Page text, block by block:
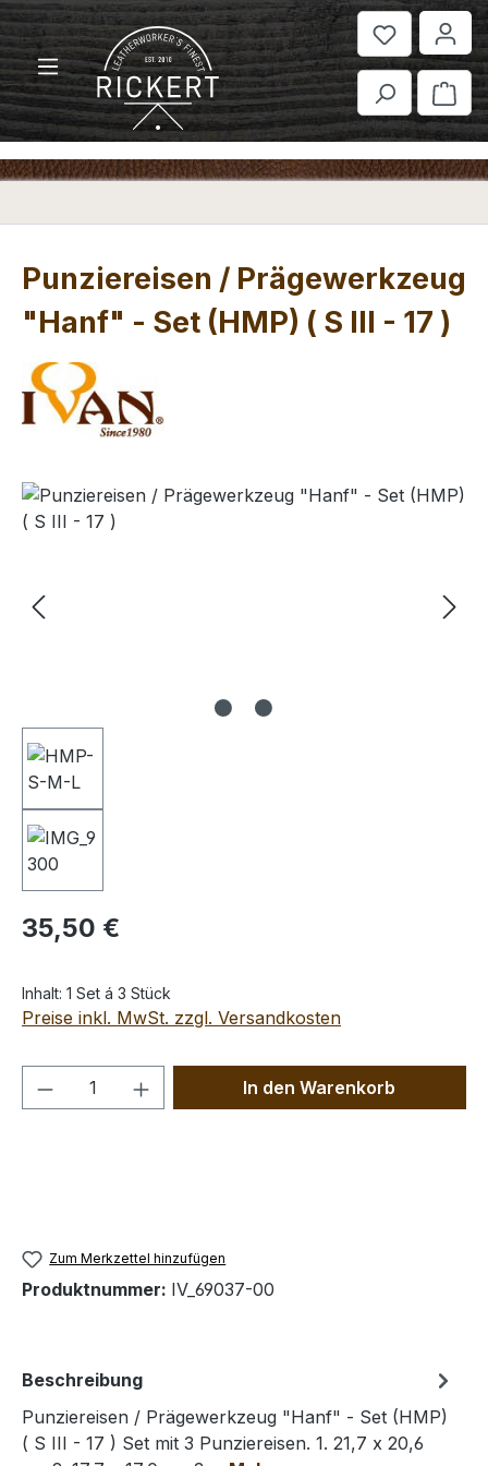
Zum Hauptinhalt springen
Punziereisen / Prägewerkzeug
"Hanf" - Set (HMP) ( S III - 17 )
Bildergalerie überspringen
Regulärer Preis:
35,50 €
Inhalt: 1 Set á 3 Stück
Preise inkl. MwSt. zzgl. Versandkosten
Produkt Anzahl: Gib denIn den Warenkorb
Zum Merkzettel hinzufügen
Produktnummer: IV_69037-00
Beschreibung
Punziereisen / Prägewerkzeug "Hanf" - Set (HMP)
( S III - 17 ) Set mit 3 Punziereisen. 1. 21,7 x 20,6